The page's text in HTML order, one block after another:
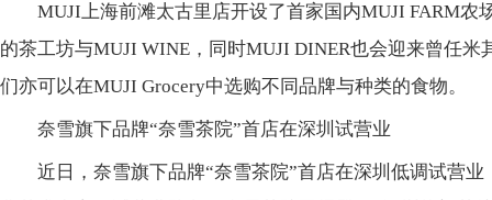
MUJI上海前滩太古里店开设了首家国内MUJI FARM农
的茶工坊与MUJI WINE，同时MUJI DINER也会迎来曾任
们亦可以在MUJI Grocery中选购不同品牌与种类的食物。
奈雪旗下品牌“奈雪茶院”首店在深圳试营业
近日，奈雪旗下品牌“奈雪茶院”首店在深圳低调试营业